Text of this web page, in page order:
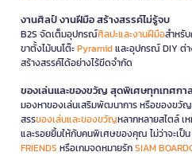
งานศิลป์ งานฝีมือ สร้างสรรค์ไม่รู้จบ
B2S จัดเต็มอุปกรณ์ศิลปะและงานฝีมือสำหรั
ขาตั้งไม้บนโต๊ะPyramidและอุปกรณ์ DIY ต่
สร้างสรรค์ได้อย่างไร้ขีดจำกัด
ของเล่นและของขวัญ สุดพิเศษทุกเทศกาล
มองหาของเล่นเสริมพัฒนาการ หรือของขวั
สรรของเล่นและของขวัญหลากหลายสไตล์ เ
และรอยยิ้มให้กับคนพิเศษของคุณ ไม่ว่าจะเป็
FRIENDS หรือเกมจดหมายรักSIAM